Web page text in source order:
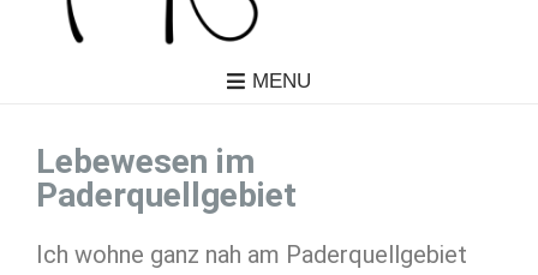
MENU
Lebewesen im
Paderquellgebiet
Ich wohne ganz nah am Paderquellgebiet